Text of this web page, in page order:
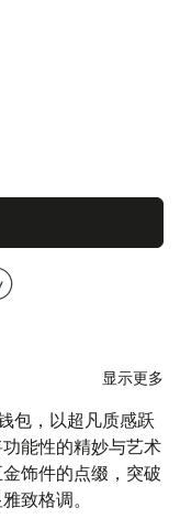
显示更多
包，以超凡质感跃
能性的精妙与艺术
饰件的点缀，突破
致格调。